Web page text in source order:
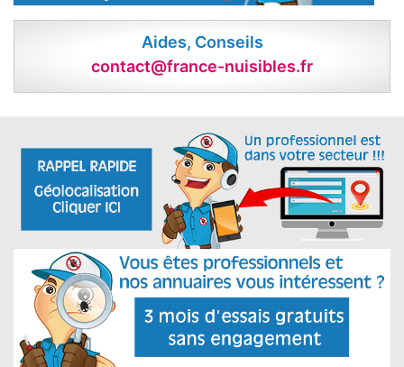
Aides, Conseils
contact@france-nuisibles.fr